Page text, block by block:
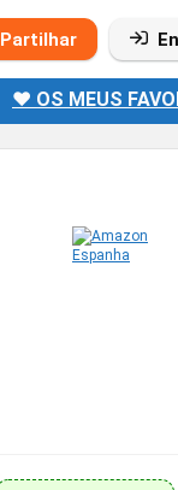
Partilhar
❤️ OS MEUS